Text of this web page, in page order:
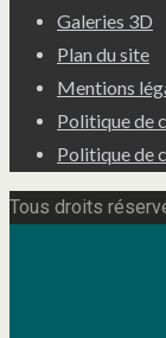
Galeries 3D
Plan du site
Mentions
Politique de
Politique de
Tous droits